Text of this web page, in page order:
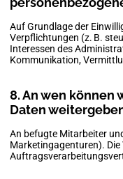
Auf Grundlage der
Verpflichtungen (z. B.
Interessen des
Kommunikation,
8. An wen können
Daten
An befugte Mitarbeiter
Marketingagenturen).